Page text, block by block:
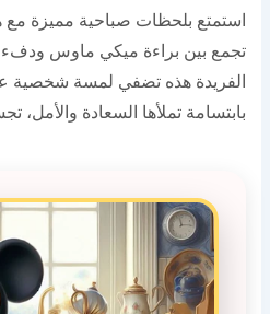
استمتع بلحظات صباحية مميزة مع
تجمع بين براءة ميكي ماوس
الفريدة هذه تضفي لمسة شخصية
بابتسامة تملأها السعادة والأمل،